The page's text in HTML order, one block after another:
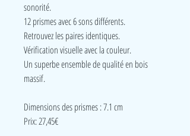
sonorité.
12 prismes avec 6 sons différents.
Retrouvez les paires identiques.
Vérification visuelle avec la couleur.
Un superbe ensemble de qualité en bois
massif.
Dimensions des prismes : 7.1 cm
Prix: 27,45€